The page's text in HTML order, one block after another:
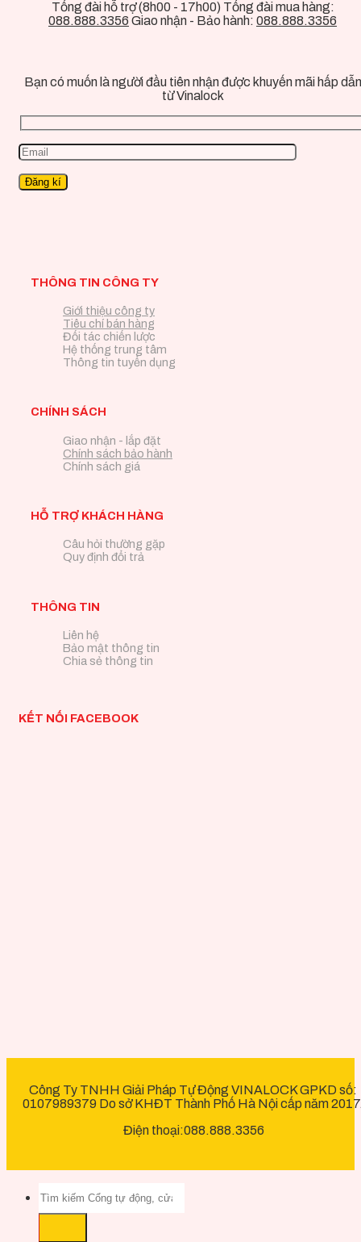
Tổng đài hỗ trợ (8h00 - 17h00) Tổng đài mua hàng:
088.888.3356 Giao nhận - Bảo hành: 088.888.3356
Bạn có muốn là người đầu tiên nhận được khuyến mãi hấp dẫn
từ Vinalock
THÔNG TIN CÔNG TY
Giới thiệu công ty
Tiêu chí bán hàng
Đối tác chiến lược
Hệ thống trung tâm
Thông tin tuyển dụng
CHÍNH SÁCH
Giao nhận - lắp đặt
Chính sách bảo hành
Chính sách giá
HỖ TRỢ KHÁCH HÀNG
Câu hỏi thường gặp
Quy định đổi trả
THÔNG TIN
Liên hệ
Bảo mật thông tin
Chia sẻ thông tin
KẾT NỐI FACEBOOK
Công Ty TNHH Giải Pháp Tự Động VINALOCK GPKD số:
0107989379 Do sở KHĐT Thành Phố Hà Nội cấp năm
Điện thoại:088.888.3356